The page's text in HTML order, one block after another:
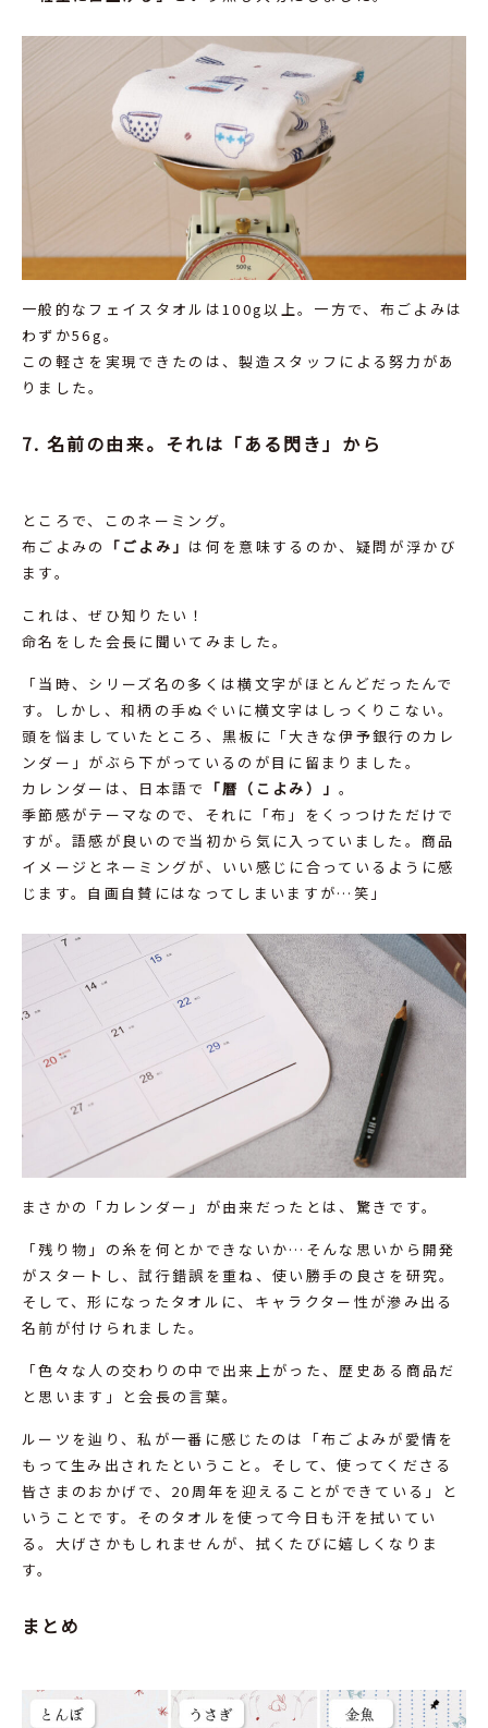
一般的なフェイスタオルは100g以上。一方で、布ごよみは
わずか56g。
この軽さを実現できたのは、製造スタッフによる努力があ
りました。
7. 名前の由来。それは「ある閃き」から
ところで、このネーミング。
布ごよみの
「ごよみ」 は何を意味するのか、疑問が浮かび
ます。
これは、ぜひ知りたい！
命名をした会長に聞いてみました。
「当時、シリーズ名の多くは横文字がほとんどだったんで
す。しかし、和柄の手ぬぐいに横文字はしっくりこない。
頭を悩ましていたところ、黒板に「大きな伊予銀行のカレ
ンダー」がぶら下がっているのが目に留まりました。
カレンダーは、日本語で
「暦（こよみ）」。
季節感がテーマなので、それに「布」をくっつけただけで
すが。語感が良いので当初から気に入っていました。商品
イメージとネーミングが、いい感じに合っているように感
じます。自画自賛にはなってしまいますが…笑」
まさかの「カレンダー」が由来だったとは、驚きです。
「残り物」の糸を何とかできないか…そんな思いから開発
がスタートし、試行錯誤を重ね、使い勝手の良さを研究。
そして、形になったタオルに、キャラクター性が滲み出る
名前が付けられました。
「色々な人の交わりの中で出来上がった、歴史ある商品だ
と思います」と会長の言葉。
ルーツを辿り、私が一番に感じたのは「布ごよみが愛情を
もって生み出されたということ。そして、使ってくださる
皆さまのおかげで、20周年を迎えることができている」と
いうことです。そのタオルを使って今日も汗を拭いてい
る。大げさかもしれませんが、拭くたびに嬉しくなりま
す。
まとめ